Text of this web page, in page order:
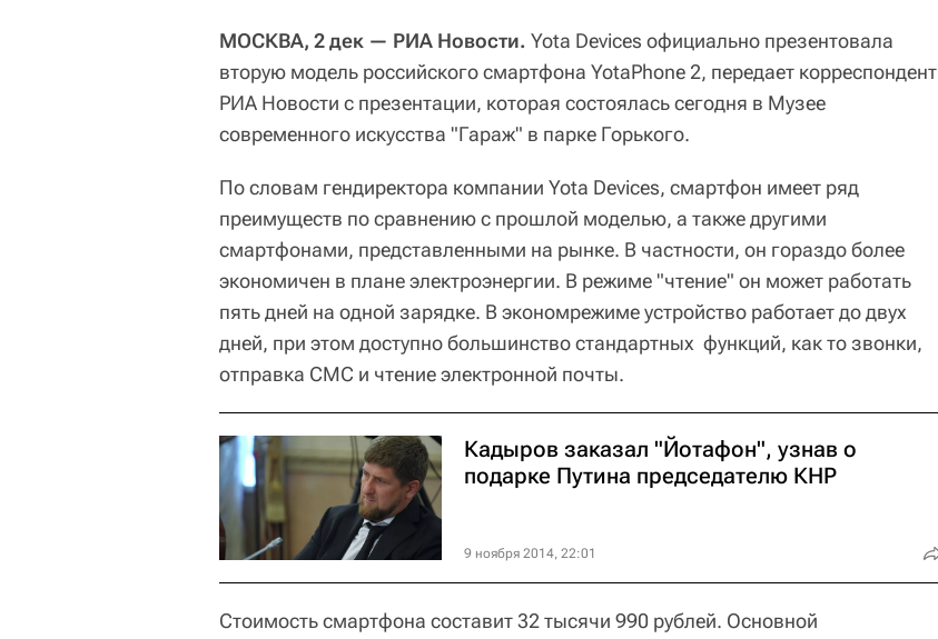
МОСКВА, 2 дек — РИА Новости. Yota Devices официально презентовала
вторую модель российского смартфона YotaPhone 2, передает корреспондент
РИА Новости с презентации, которая состоялась сегодня в Музее
современного искусства "Гараж" в парке Горького.
По словам гендиректора компании Yota Devices, смартфон имеет ряд
преимуществ по сравнению с прошлой моделью, а также другими
смартфонами, представленными на рынке. В частности, он гораздо более
экономичен в плане электроэнергии. В режиме "чтение" он может работать
пять дней на одной зарядке. В экономрежиме устройство работает до двух
дней, при этом доступно большинство стандартных функций, как то звонки,
отправка СМС и чтение электронной почты.
Кадыров заказал "Йотафон", узнав о
подарке Путина председателю КНР
9 ноября 2014, 22:01
Стоимость смартфона составит 32 тысячи 990 рублей. Основной